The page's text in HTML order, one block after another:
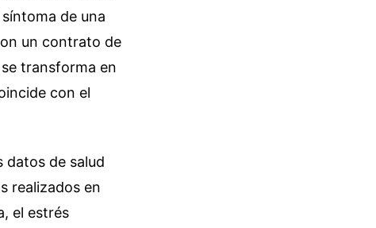
de una
un contrato de
transforma en
con el
datos de salud
realizados en
el estrés